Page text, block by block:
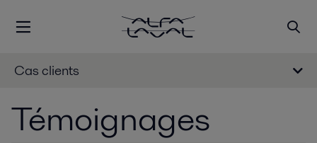
Cas clients
Témoignages